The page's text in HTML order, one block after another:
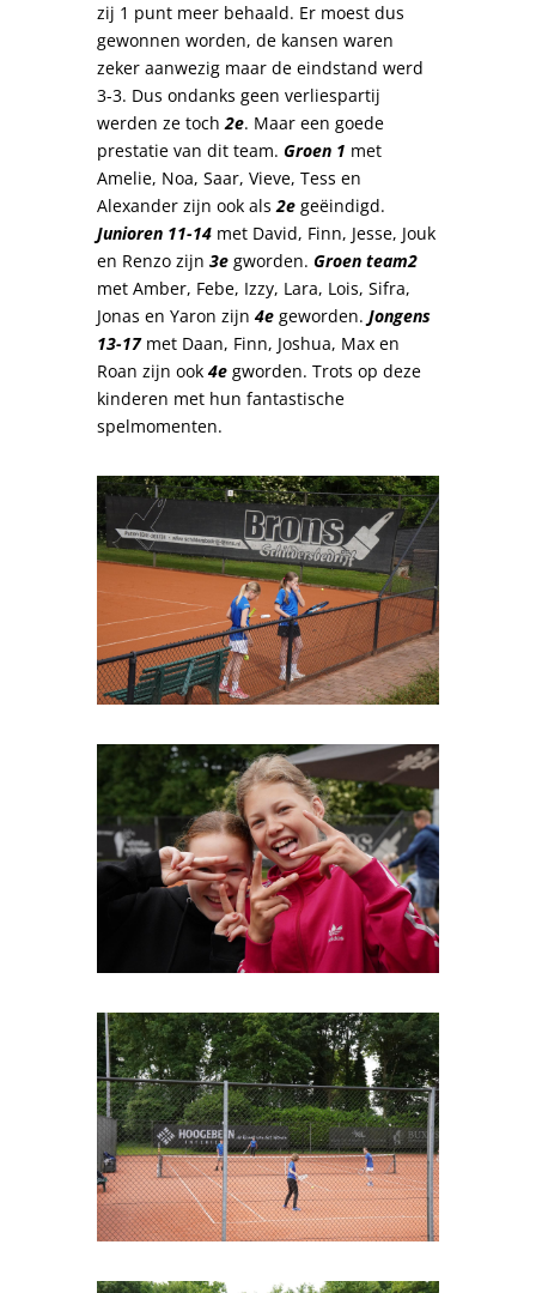
zij 1 punt meer behaald. Er moest dus
gewonnen worden, de kansen waren
zeker aanwezig maar de eindstand werd
3-3. Dus ondanks geen verliespartij
werden ze toch2e. Maar een goede
prestatie van dit team. Groen 1 met
Amelie, Noa, Saar, Vieve, Tess en
Alexander zijn ook als2egeëindigd.
Junioren 11-14met David, Finn, Jesse, Jouk
en Renzo zijn 3egworden. Groen team2
met Amber, Febe, Izzy, Lara, Lois, Sifra,
Jonas en Yaron zijn 4egeworden. Jongens
13-17met Daan, Finn, Joshua, Max en
Roan zijn ook 4egworden. Trots op deze
kinderen met hun fantastische
spelmomenten.